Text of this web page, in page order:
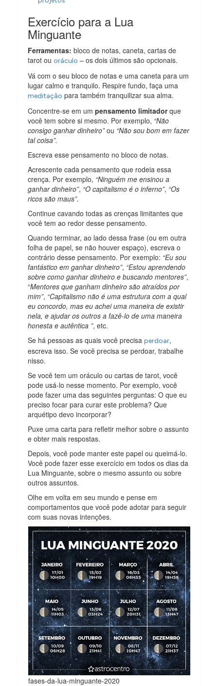
Exercício para a Lua
Minguante
Ferramentas: bloco de notas, caneta, cartas de
tarot ouoráculo – os dois últimos são opcionais.
Vá com o seu bloco de notas e uma caneta para um
lugar calmo e tranquilo. Respire fundo, faça uma
meditação para também tranquilizar sua alma.
Concentre-se em umpensamento limitadorque
você tem sobre si mesmo. Por exemplo, “Não
consigo ganhar dinheiro”ou “Não sou bom em fazer
tal coisa”.
Escreva esse pensamento no bloco de notas.
Acrescente cada pensamento que rodeia essa
crença. Por exemplo, “Ninguém me ensinou a
ganhar dinheiro”, “O capitalismo é o inferno”, “Os
ricos são maus”.
Continue cavando todas as crenças limitantes que
você tem ao redor desse pensamento.
Quando terminar, ao lado dessa frase (ou em outra
folha de papel, se não houver espaço), escreva o
contrário desse pensamento. Por exemplo: “Eu sou
fantástico em ganhar dinheiro”, “Estou aprendendo
sobre como ganhar dinheiro e buscando mentores”,
“Mentores que ganham dinheiro são atraídos por
mim”, “Capitalismo não é uma estrutura com a qual
eu concordo, mas eu achei uma maneira de existir
nela, e ajudar os outros a fazê-lo de uma maneira
honesta e autêntica ”, etc.
Se há pessoas as quais você precisaperdoar,
escreva isso. Se você precisa se perdoar, trabalhe
nisso.
Se você tem um oráculo ou cartas de tarot, você
pode usá-lo nesse momento. Por exemplo, você
pode fazer uma das seguintes perguntas: O que eu
preciso focar para curar este problema? Que
arquétipo devo incorporar?
Puxe uma carta para refletir melhor sobre o assunto
e obter mais respostas.
Depois, você pode manter este papel ou queimá-lo.
Você pode fazer esse exercício em todos os dias da
Lua Minguante, sobre o mesmo assunto ou sobre
outros assuntos.
Olhe em volta em seu mundo e pense em
comportamentos que você pode adotar para seguir
com suas novas intenções.
fases-da-lua-minguante-2020